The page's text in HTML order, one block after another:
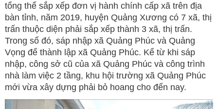
tổng thể sắp xếp đơn vị hành chính cấp xã trên địa
bàn tỉnh, năm 2019, huyện Quảng Xương có 7 xã, thị
trấn thuộc diện phải sắp xếp thành 3 xã, thị trấn.
Trong số đó, sáp nhập xã Quảng Phúc và Quảng
Vọng để thành lập xã Quảng Phúc. Kể từ khi sáp
nhập, công sở cũ của xã Quảng Phúc và công trình
nhà làm việc 2 tầng, khu hội trường xã Quảng Phúc
mới vừa xây dựng phải bỏ hoang cho đến nay.